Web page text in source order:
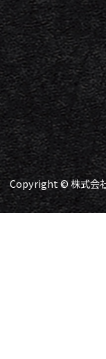
Copyright © 株式会